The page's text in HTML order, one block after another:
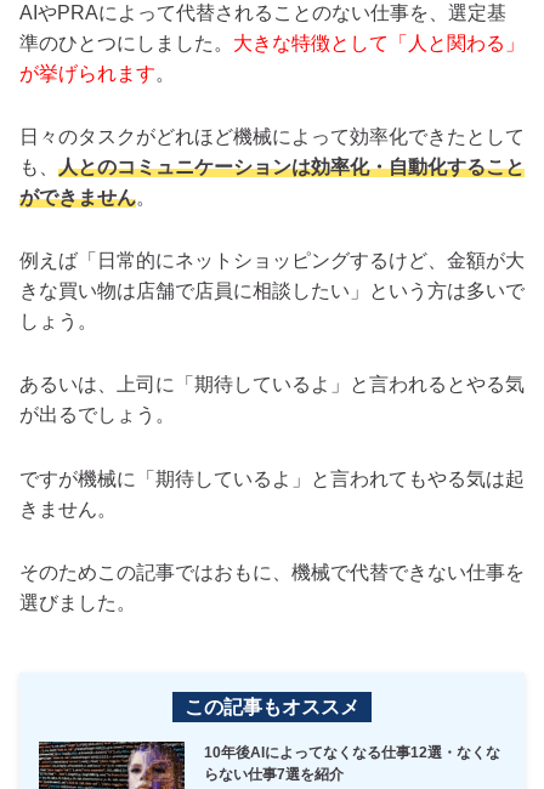
AIやPRAによって代替されることのない仕事を、選定基
準のひとつにしました。 大きな特徴として「人と関わる」
が挙げられます。
日々のタスクがどれほど機械によって効率化できたとして
も、 人とのコミュニケーションは効率化・自動化すること
ができません。
例えば「日常的にネットショッピングするけど、金額が大
きな買い物は店舗で店員に相談したい」という方は多いで
しょう。
あるいは、上司に「期待しているよ」と言われるとやる気
が出るでしょう。
ですが機械に「期待しているよ」と言われてもやる気は起
きません。
そのためこの記事ではおもに、機械で代替できない仕事を
選びました。
この記事もオススメ
10年後AIによってなくなる仕事12選・なくな
らない仕事7選を紹介